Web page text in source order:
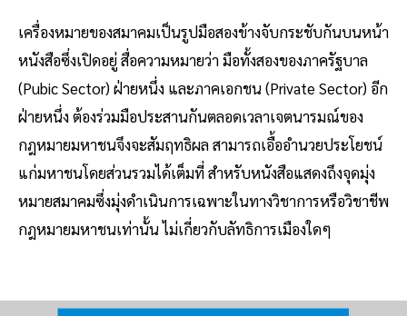
เครื่องหมายของสมาคมเป็นรูปมือสองข้างจับกระชับกันบนหน้า
หนังสือซึ่งเปิดอยู่ สื่อความหมายว่า มือทั้งสองของภาครัฐบาล
(Pubic Sector) ฝ่ายหนึ่ง และภาคเอกชน (Private Sector) อีก
ฝ่ายหนึ่ง ต้องร่วมมือประสานกันตลอดเวลาเจตนารมณ์ของ
กฎหมายมหาชนจึงจะสัมฤทธิผล สามารถเอื้ออำนวยประโยชน์
แก่มหาชนโดยส่วนรวมได้เต็มที่ สำหรับหนังสือแสดงถึงจุดมุ่ง
หมายสมาคมซึ่งมุ่งดำเนินการเฉพาะในทางวิชาการหรือวิชาชีพ
กฎหมายมหาชนเท่านั้น ไม่เกี่ยวกับลัทธิการเมืองใดๆ